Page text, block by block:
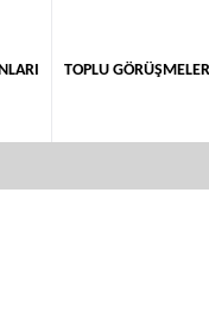
TOPLU GÖRÜŞMELER